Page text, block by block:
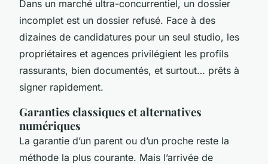
Dans un marché ultra-concurrentiel, un dossier
incomplet est un dossier refusé. Face à des
dizaines de candidatures pour un seul studio, les
propriétaires et agences privilégient les profils
rassurants, bien documentés, et surtout… prêts à
signer rapidement.
Garanties classiques et alternatives
numériques
La garantie d’un parent ou d’un proche reste la
méthode la plus courante. Mais l’arrivée de